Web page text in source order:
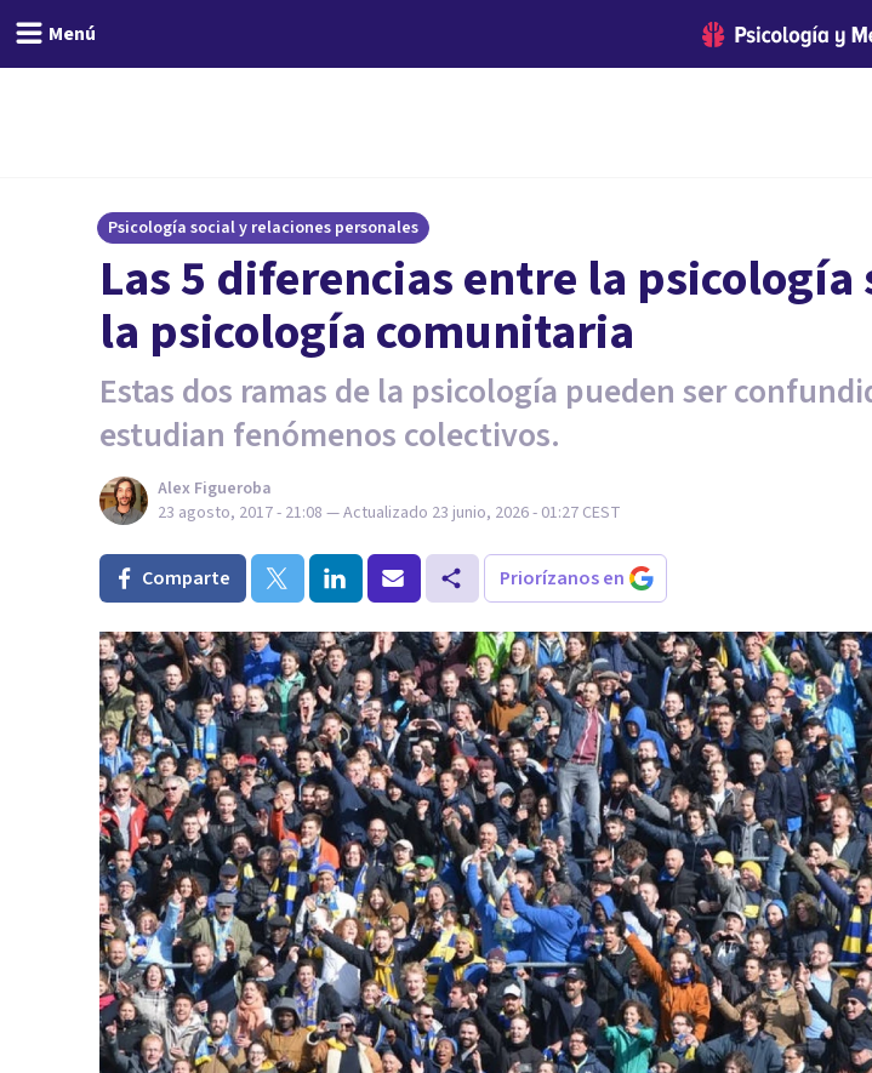
Menú
Psicología social y relaciones personales
Las 5 diferencias entre la psicología
la psicología comunitaria
Estas dos ramas de la psicología pueden ser
estudian fenómenos colectivos.
Alex Figueroba
23 agosto, 2017 - 21:08 — Actualizado 23 junio, 2026 - 01:27 CEST
Comparte Priorízanos en